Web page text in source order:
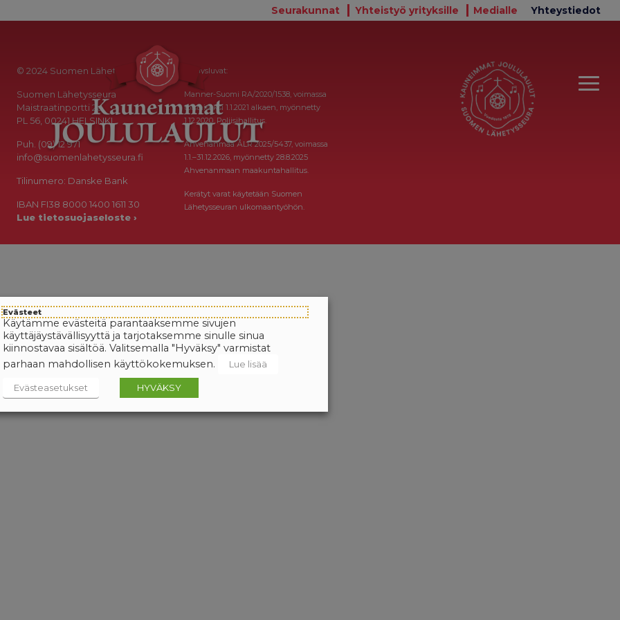
Seurakunnat Yhteistyö yrityksille Medialle Yhteystiedot
© 2024 Suomen Lähetysseura
Suomen Lähetysseura
Maistraatinportti 2a
PL 56, 00241 HELSINKI
Puh. (09) 12 971
info@suomenlahetysseura.fi
Tilinumero: Danske Bank
IBAN FI38 8000 1400 1611 30
Lue tietosuojaseloste ›
Keräysluvat:
Manner-Suomi RA/2020/1538, voimassa
toistaiseksi 1.1.2021 alkaen, myönnetty
1.12.2020, Poliisihallitus.
Ahvenanmaa ÅLR 2025/5437, voimassa
1.1.–31.12.2026, myönnetty 28.8.2025
Ahvenanmaan maakuntahallitus.
Kerätyt varat käytetään Suomen
Lähetysseuran ulkomaantyöhön.
Evästeet
Käytämme evästeitä parantaaksemme sivujen
käyttäjäystävällisyyttä ja tarjotaksemme sinulle sinua
kiinnostavaa sisältöä. Valitsemalla "Hyväksy" varmistat
parhaan mahdollisen käyttökokemuksen.
Lue lisää
Evästeasetukset HYVÄKSY